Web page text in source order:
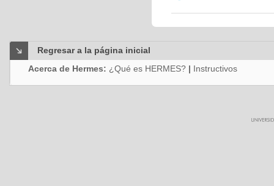
Regresar a la página inicial
Acerca de Hermes: ¿Qué es HERMES? | Instructivos